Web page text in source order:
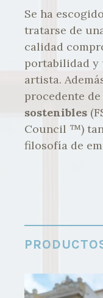
Se ha
tratarse de
calidad
portabilidad y
artista.
procedente de
sostenibles
Council ™)
filosofía de